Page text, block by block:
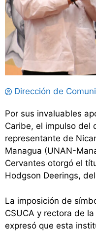
Dirección de
Por sus invaluables
Caribe, el impulso del
representante de
Managua (UNAN-
Cervantes otorgó el
Hodgson Deerings,
La imposición de
CSUCA y rectora de
expresó que esta